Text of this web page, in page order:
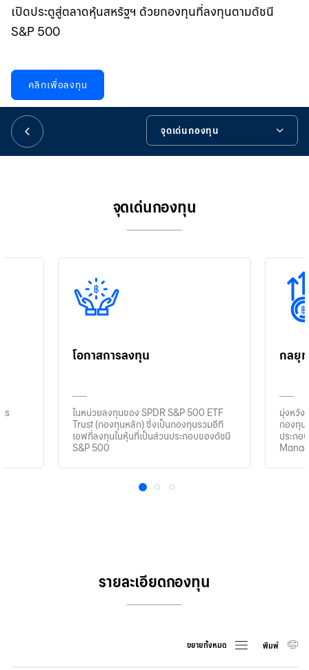
EN
เปิดประตูสู่ตลาดหุ้นสหรัฐฯ ด้วยกองทุนที่ลงทุนตามดัชนี
S&P 500
คลิกเพื่อลงทุน
จุดเด่นกองทุน
ข้อมูลสำคัญกองทุน
เครื่องมือช่วยเหลือ
จุดเด่นกองทุน
ร
โอกาสการลงทุน
ในหน่วยลงทุนของ SPDR S&P 500 ETF
Trust (กองทุนหลัก) ซึ่งเป็นกองทุนรวมอีที
เอฟที่ลงทุนในหุ้นที่เป็นส่วนประกอบของดัชนี
S&P 500
กลยุ
มุ่งหวัง
กองทุน
ประกอ
1 2 3
รายละเอียดกองทุน
ขยายทั้งหมด พิมพ์